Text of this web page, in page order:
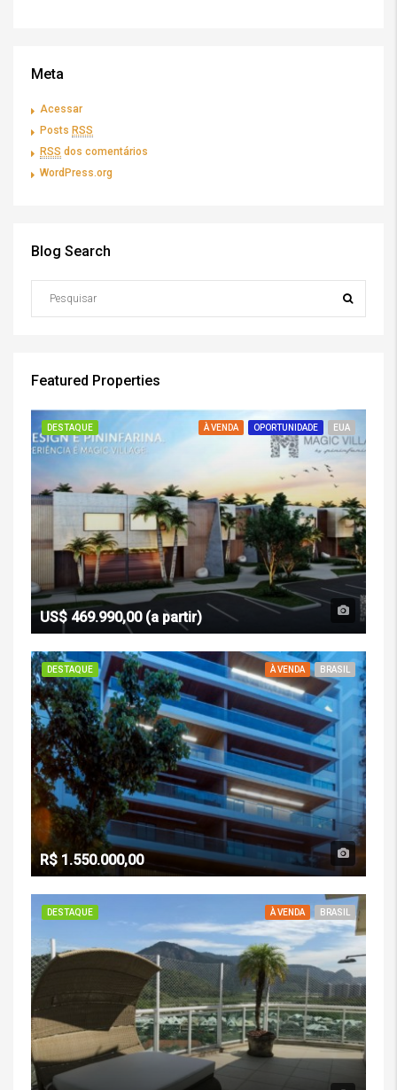
Meta
Acessar
Posts RSS
RSS dos comentários
WordPress.org
Blog Search
Featured Properties
DESTAQUE À VENDA OPORTUNIDADE EUA
US$ 469.990,00 (a partir)
DESTAQUE À VENDA BRASIL
R$ 1.550.000,00
DESTAQUE À VENDA BRASIL